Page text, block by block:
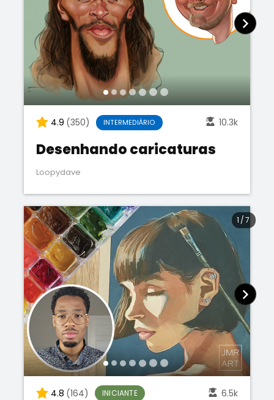
4.9 (350) INTERMEDIÁRIO 10.3k
Desenhando caricaturas
Loopydave
4.8 (164) INICIANTE 6.5k
1 /7